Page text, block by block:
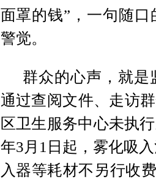
面罩的钱”，一句随
警觉。
群众的心声，就
通过查阅文件、走访
区卫生服务中心未执
年3月1日起，雾化吸
入器等耗材不另行收